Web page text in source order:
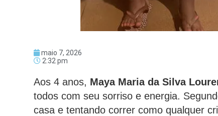
maio 7, 2026
2:32 pm
Aos 4 anos, Maya Maria da Silva
todos com seu sorriso e energia.
casa e tentando correr como qualquer